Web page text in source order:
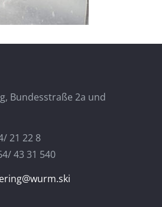
Bundesstraße 2a und
21 22 8
43 31 540